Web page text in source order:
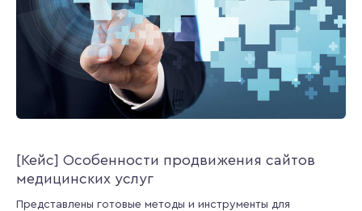
[Кейс] Особенности продвижения сайтов
медицинских услуг
Представлены готовые методы и инструменты для